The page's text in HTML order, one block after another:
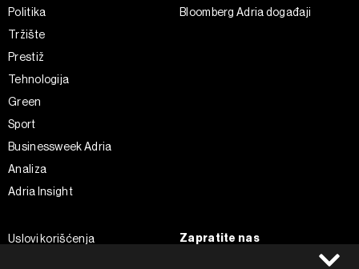
Politika
Tržište
Prestiž
Tehnologija
Green
Sport
Businessweek Adria
Analiza
Adria Insight
Bloomberg Adria događaji
Uslovi korišćenja
Zapratite nas